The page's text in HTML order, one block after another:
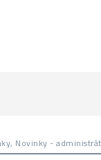
, Novinky -